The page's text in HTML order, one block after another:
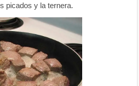
picados y la ternera.